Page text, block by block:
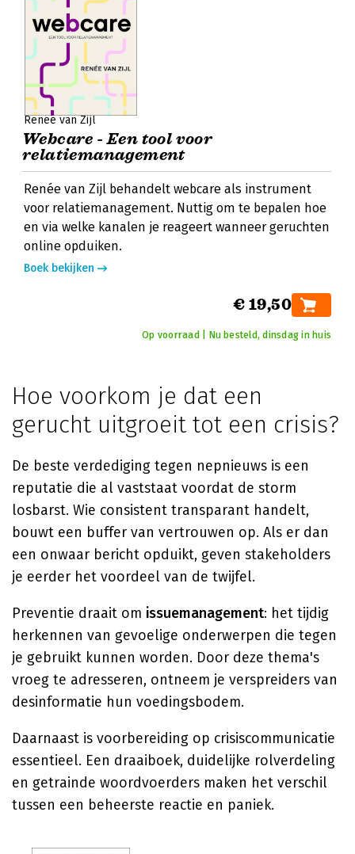
Renée van Zijl
Webcare - Een tool voor
relatiemanagement
Renée van Zijl behandelt webcare als instrument
voor relatiemanagement. Nuttig om te bepalen hoe
en via welke kanalen je reageert wanneer geruchten
online opduiken.
Boek bekijken
€ 19,50
Op voorraad | Nu besteld, dinsdag in huis
Hoe voorkom je dat een
gerucht uitgroeit tot een crisis?
De beste verdediging tegen nepnieuws is een
reputatie die al vaststaat voordat de storm
losbarst. Wie consistent transparant handelt,
bouwt een buffer van vertrouwen op. Als er dan
een onwaar bericht opduikt, geven stakeholders
je eerder het voordeel van de twijfel.
Preventie draait om issuemanagement: het tijdig
herkennen van gevoelige onderwerpen die tegen
je gebruikt kunnen worden. Door deze thema's
vroeg te adresseren, ontneem je verspreiders van
desinformatie hun voedingsbodem.
Daarnaast is voorbereiding op crisiscommunicatie
essentieel. Een draaiboek, duidelijke rolverdeling
en getrainde woordvoerders maken het verschil
tussen een beheerste reactie en paniek.